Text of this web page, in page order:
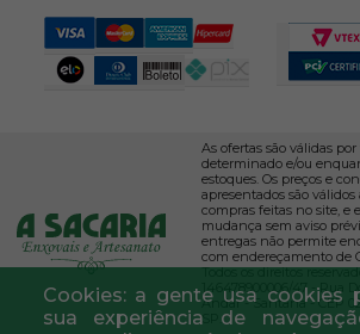
Cookies: a gente usa cookies
sua experiência de
As ofertas são válidas
determinado e/ou
estoques. Os preços e
apresentados são válidos
compras feitas no site, e
mudança sem aviso
entregas não permite
com endereçamento de
Todos os direitos
146478900006/47 - Rua
Andar - Santana - CEP
SP.